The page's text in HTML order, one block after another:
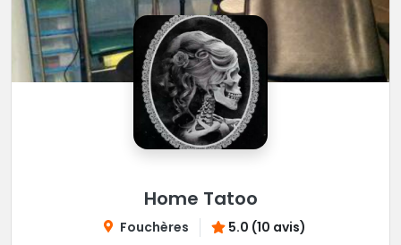
Home Tatoo
Fouchères 5.0 (10 avis)